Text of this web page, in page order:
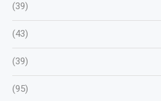
(39)
(43)
(39)
(95)